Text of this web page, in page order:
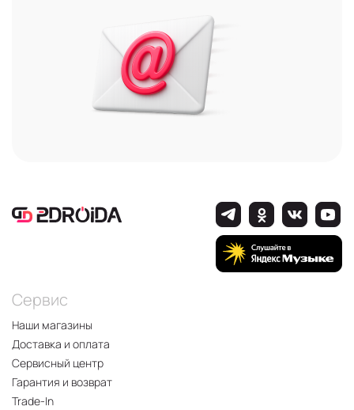
Сервис
Наши магазины
Доставка и оплата
Сервисный центр
Гарантия и возврат
Trade-In